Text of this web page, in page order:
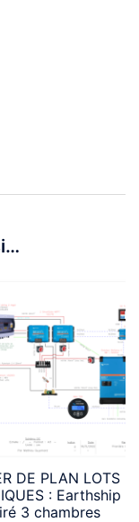
DE PLAN LOTS
: Earthship
3 chambres